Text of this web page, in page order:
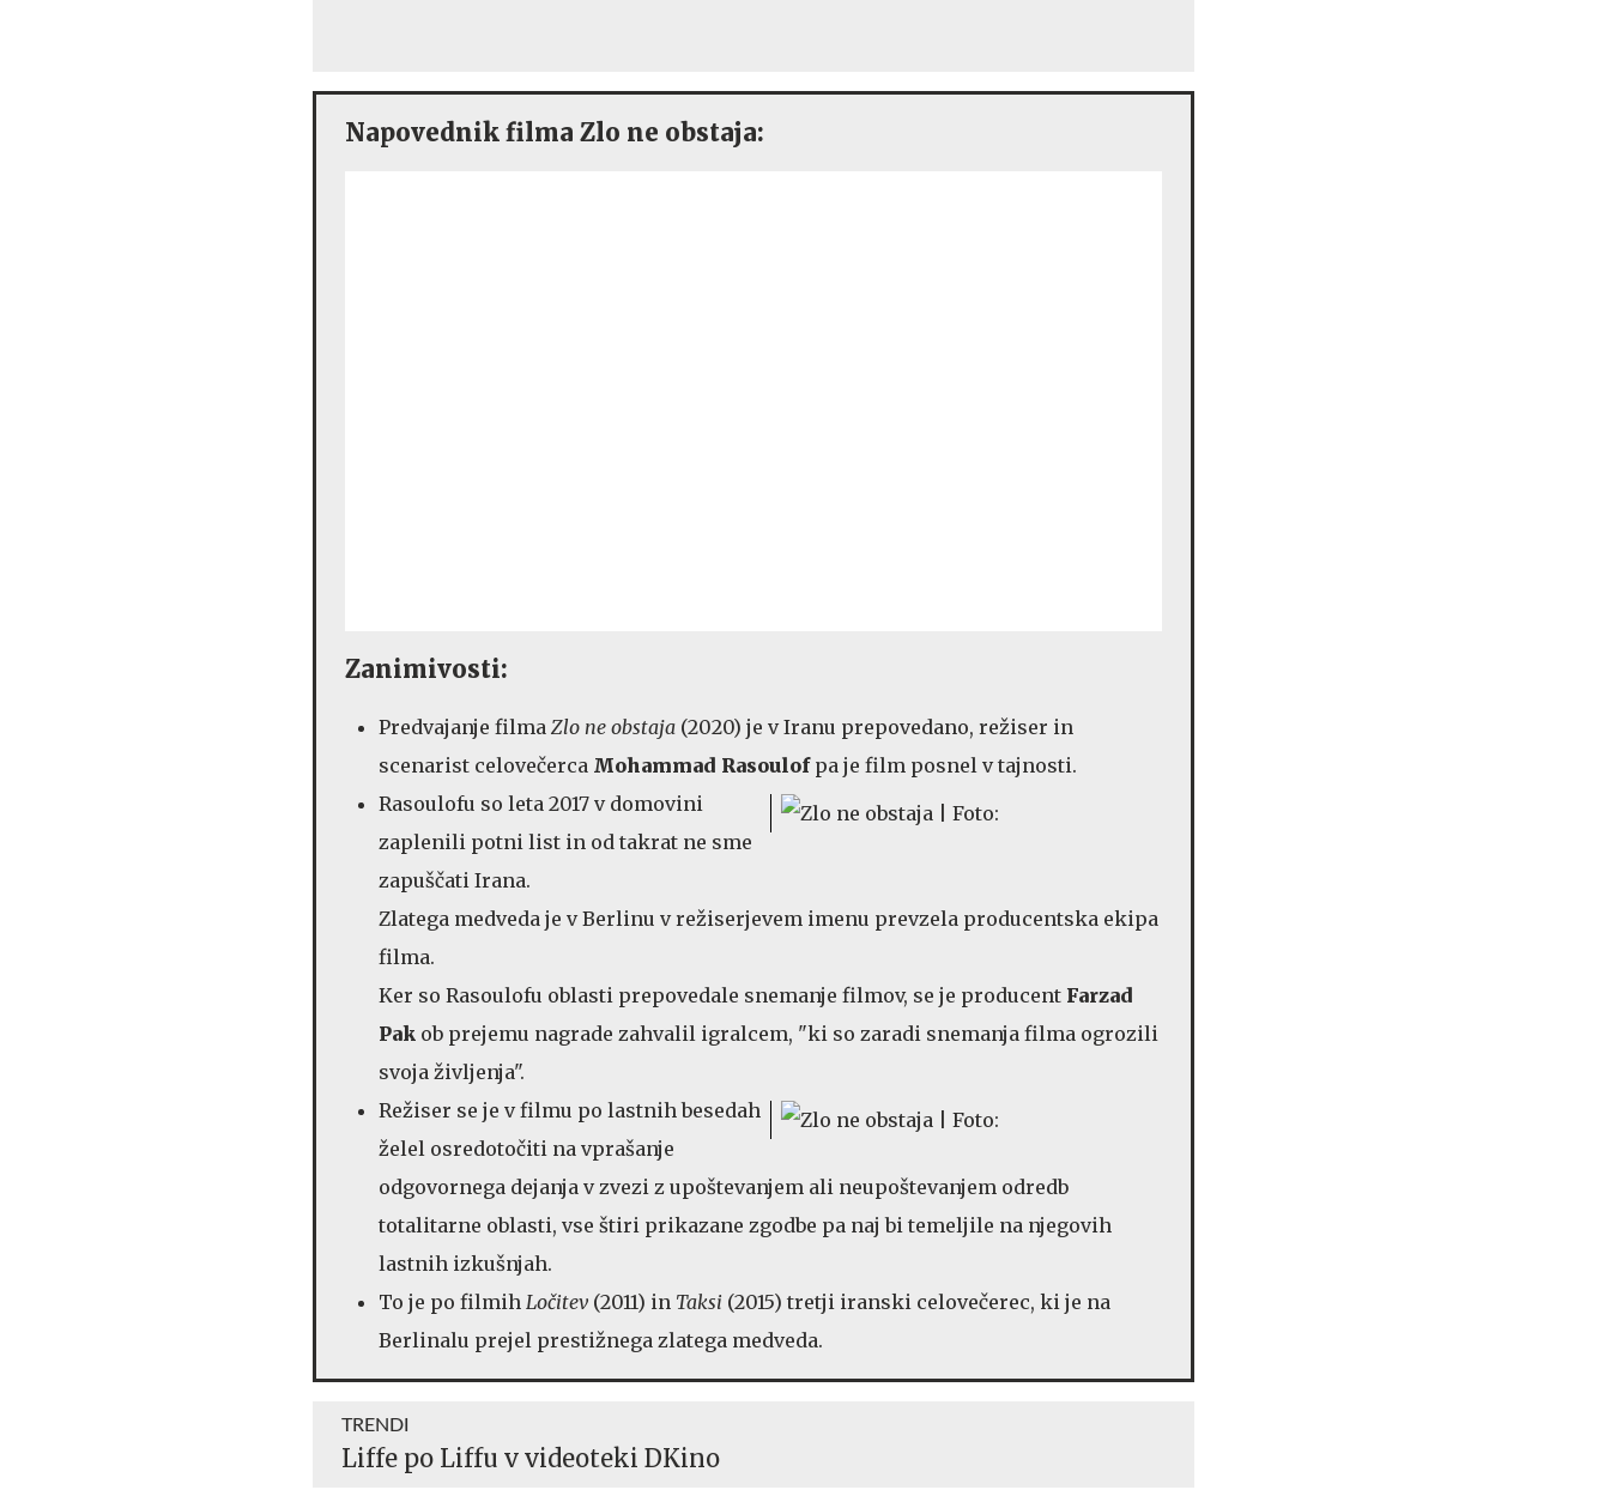
Napovednik filma Zlo ne obstaja:
Zanimivosti:
Predvajanje filma Zlo ne obstaja (2020) je v Iranu prepovedano, režiser in
scenarist celovečerca Mohammad Rasoulof pa je film posnel v tajnosti.
Rasoulofu so leta 2017 v domovini
zaplenili potni list in od takrat ne sme
zapuščati Irana.
Zlatega medveda je v Berlinu v režiserjevem imenu prevzela producentska ekipa
filma.
Ker so Rasoulofu oblasti prepovedale snemanje filmov, se je producent Farzad
Pak ob prejemu nagrade zahvalil igralcem, "ki so zaradi snemanja filma ogrozili
svoja življenja".
Režiser se je v filmu po lastnih besedah
želel osredotočiti na vprašanje
odgovornega dejanja v zvezi z upoštevanjem ali neupoštevanjem odredb
totalitarne oblasti, vse štiri prikazane zgodbe pa naj bi temeljile na njegovih
lastnih izkušnjah.
To je po filmih Ločitev (2011) in Taksi (2015) tretji iranski celovečerec, ki je na
Berlinalu prejel prestižnega zlatega medveda.
TRENDI
Liffe po Liffu v videoteki DKino